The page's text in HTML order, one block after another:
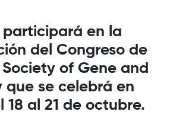
participará en la
del Congreso de
Society of Gene and
que se celebrá en
18 al 21 de octubre.